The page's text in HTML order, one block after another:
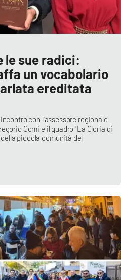
le sue radici:
un vocabolario
ereditata
con l'assessore regionale
Comi e il quadro "La Gloria di
piccola comunità del